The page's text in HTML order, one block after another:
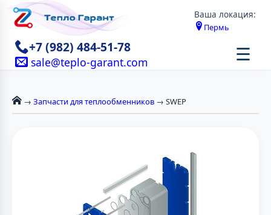
Ваша локация:
Пермь
+7 (982) 484-51-78
sale@teplo-garant.com ☰
→ Запчасти для теплообменников → SWEP